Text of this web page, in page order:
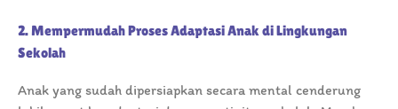
2. Mempermudah Proses Adaptasi Anak di Lingkungan
Sekolah
Anak yang sudah dipersiapkan secara mental cenderung